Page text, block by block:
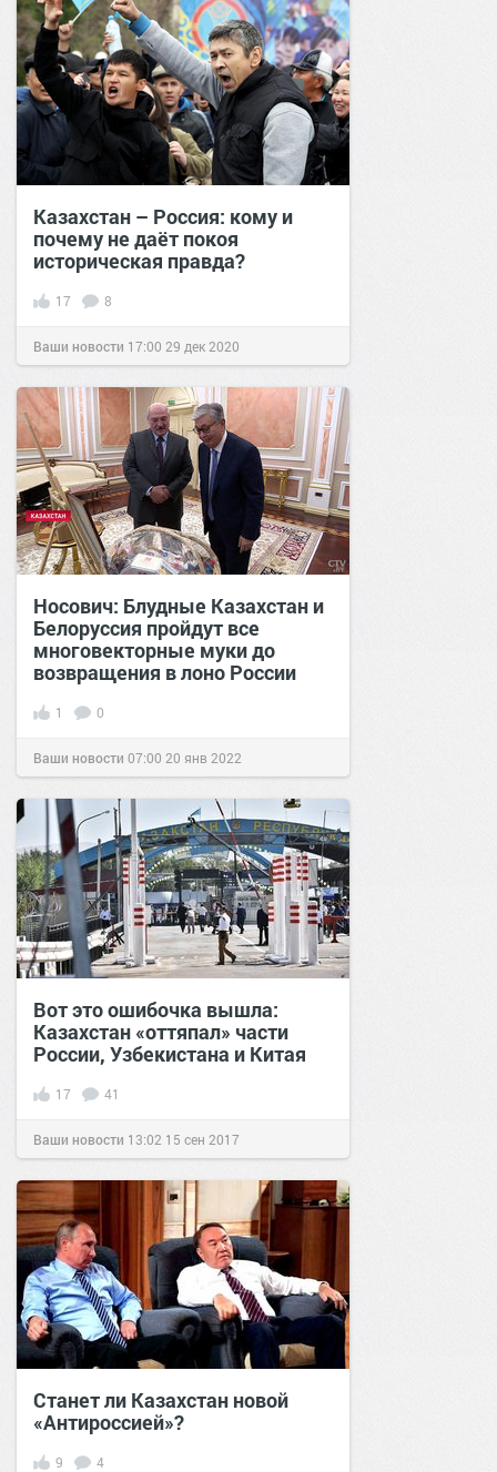
Казахстан – Россия: кому и
почему не даёт покоя
историческая правда?
17 8
Ваши новости 17:00 29 дек 2020
Носович: Блудные Казахстан и
Белоруссия пройдут все
многовекторные муки до
возвращения в лоно России
1 0
Ваши новости 07:00 20 янв 2022
Вот это ошибочка вышла:
Казахстан «оттяпал» части
России, Узбекистана и Китая
17 41
Ваши новости 13:02 15 сен 2017
Станет ли Казахстан новой
«Антироссией»?
9 4